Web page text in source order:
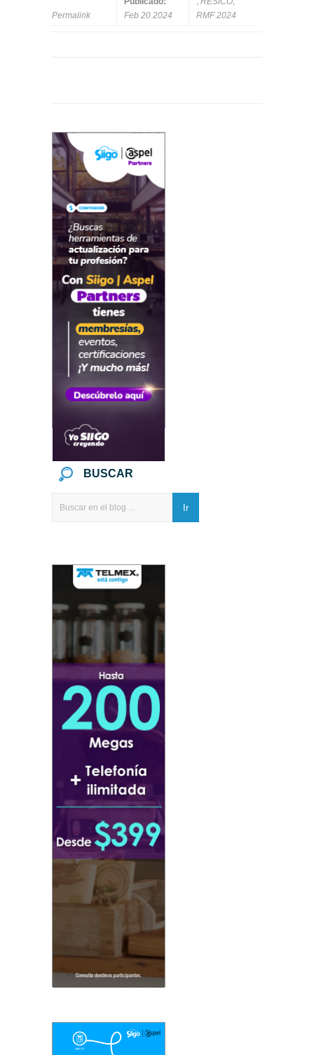
Permalink
Feb 20 2024
RMF 2024
BUSCAR